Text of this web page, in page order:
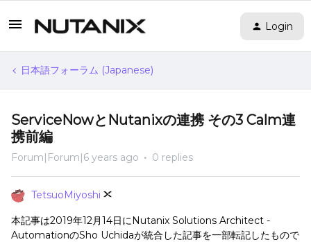
Login
日本語フォーラム (Japanese)
ServiceNowとNutanixの連携 その3 Calm連
携前編
Forum|Forum|6 years ago 0 replies
TetsuoMiyoshi
本記事は2019年12月14日にNutanix Solutions Architect -
AutomationのSho Uchidaが統合した記事を一部転記したもので